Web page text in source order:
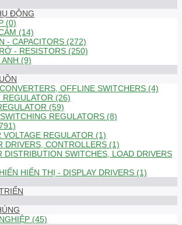
ĐỘNG
(0)
(14)
- CAPACITORS (272)
- RESISTORS (250)
(9)
OFFLINE SWITCHERS (4)
REGULATOR (26)
(59)
REGULATORS (8)
VOLTAGE REGULATOR (1)
DRIVERS, CONTROLLERS (1)
DISTRIBUTION SWITCHES, LOAD DRIVERS
HIỂN THỊ - DISPLAY DRIVERS (1)
(45)